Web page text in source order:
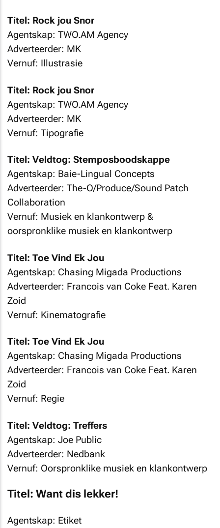
Titel: Rock jou Snor
Agentskap: TWO.AM Agency
Adverteerder: MK
Vernuf: Illustrasie
Titel: Rock jou Snor
Agentskap: TWO.AM Agency
Adverteerder: MK
Vernuf: Tipografie
Titel: Veldtog: Stemposboodskappe
Agentskap: Baie-Lingual Concepts
Adverteerder: The-O/Produce/Sound Patch
Collaboration
Vernuf: Musiek en klankontwerp &
oorspronklike musiek en klankontwerp
Titel: Toe Vind Ek Jou
Agentskap: Chasing Migada Productions
Adverteerder: Francois van Coke Feat. Karen
Zoid
Vernuf: Kinematografie
Titel: Toe Vind Ek Jou
Agentskap: Chasing Migada Productions
Adverteerder: Francois van Coke Feat. Karen
Zoid
Vernuf: Regie
Titel: Veldtog: Treffers
Agentskap: Joe Public
Adverteerder: Nedbank
Vernuf: Oorspronklike musiek en klankontwerp
Titel: Want dis lekker!
Agentskap: Etiket